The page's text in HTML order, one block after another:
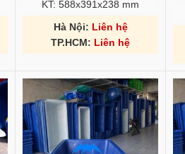
KT: 588x391x238 mm
Hà Nội: Liên hệ
TP.HCM: Liên hệ